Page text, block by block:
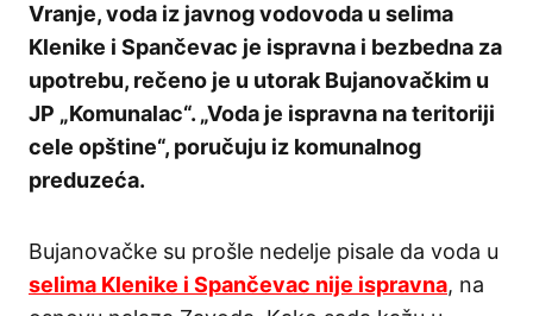
Vranje, voda iz javnog vodovoda u selima
Klenike i Spančevac je ispravna i bezbedna za
upotrebu, rečeno je u utorak Bujanovačkim u
JP „Komunalac“. „Voda je ispravna na teritoriji
cele opštine“, poručuju iz komunalnog
preduzeća.
Bujanovačke su prošle nedelje pisale da voda u
selima Klenike i Spančevac nije ispravna, na